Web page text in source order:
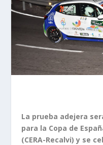
La prueba adejera
para la Copa de
(CERA-Recalvi) y se